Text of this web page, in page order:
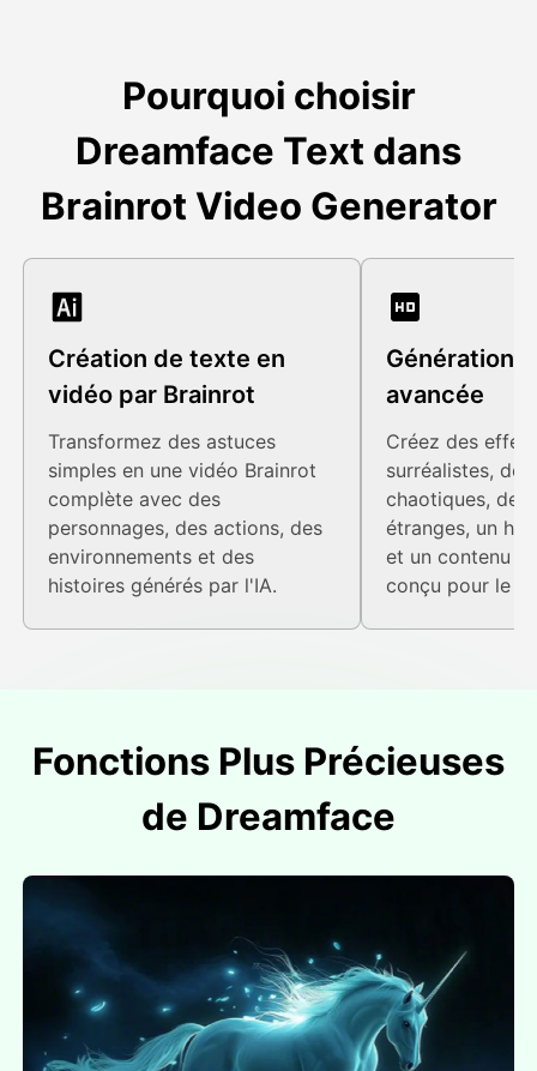
Pourquoi choisir
Dreamface Text dans
Brainrot Video Generator
Création de texte en
vidéo par Brainrot
Transformez des astuces
simples en une vidéo Brainrot
complète avec des
personnages, des actions, des
environnements et des
histoires générés par l'IA.
Génération
avancée
Créez des
surréalistes,
chaotiques, des
étranges, un
et un contenu
conçu pour le
Fonctions Plus Précieuses
de Dreamface